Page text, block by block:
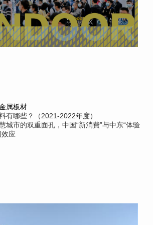
属板材
有哪些？（2021-2022年度）
城市的双重面孔，中国“新消費”与中东“体验
应